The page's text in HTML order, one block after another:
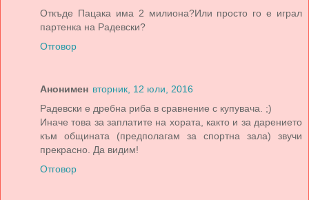
Откъде Пацака има 2 милиона?Или просто го е играл
партенка на Радевски?
Отговор
Анонимен вторник, 12 юли, 2016
Радевски е дребна риба в сравнение с купувача. ;)
Иначе това за заплатите на хората, както и за дарението
към общината (предполагам за спортна зала) звучи
прекрасно. Да видим!
Отговор